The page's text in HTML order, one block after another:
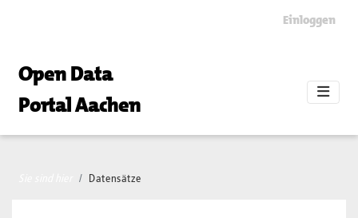
Einloggen
Open Data
Portal Aachen
Datensätze